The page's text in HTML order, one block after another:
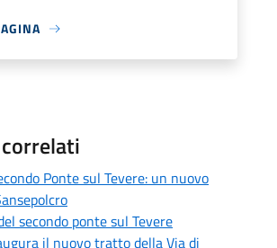
Ponte sul Tevere: un nuovo
secondo ponte sul Tevere
il nuovo tratto della Via di